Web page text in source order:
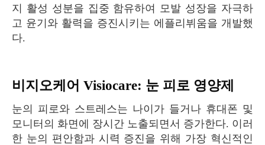
지 활성 성분을 집중 함유하여 모발 성장을 자극하
고 윤기와 활력을 증진시키는 에플리뷔움을 개발했
다.
비지오케어 Visiocare: 눈 피로 영양제
눈의 피로와 스트레스는 나이가 들거나 휴대폰 및
모니터의 화면에 장시간 노출되면서 증가한다. 이러
한 눈의 편안함과 시력 증진을 위해 가장 혁신적인